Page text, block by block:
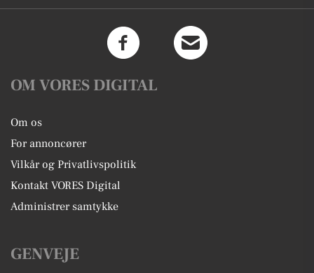
OM VORES DIGITAL
Om os
For annoncører
Vilkår og Privatlivspolitik
Kontakt VORES Digital
Administrer samtykke
GENVEJE